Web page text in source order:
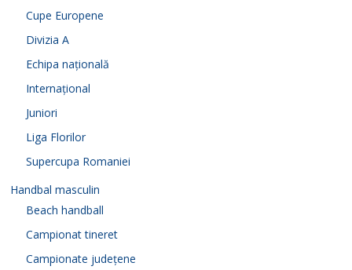
Cupe Europene
Divizia A
Echipa națională
Internațional
Juniori
Liga Florilor
Supercupa Romaniei
Handbal masculin
Beach handball
Campionat tineret
Campionate județene